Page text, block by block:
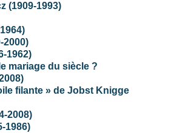
(1909-1993)
2000)
1962)
mariage du siècle ?
filante » de Jobst Knigge
2008)
1986)